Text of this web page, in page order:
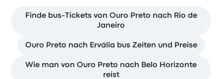
Finde bus-Tickets von Ouro Preto nach Rio de
Janeiro
Ouro Preto nach Ervália bus Zeiten und Preise
Wie man von Ouro Preto nach Belo Horizonte
reist